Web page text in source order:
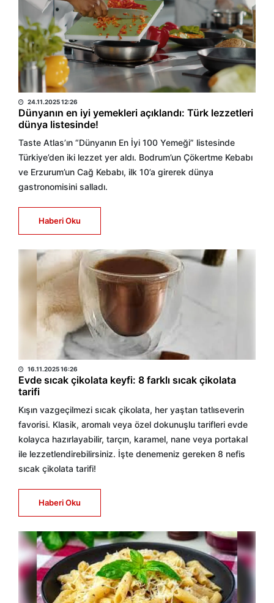
HABER MERKEZİ
24.11.2025 12:26
Dünyanın en iyi yemekleri açıklandı: Türk lezzetleri
dünya listesinde!
Taste Atlas’ın “Dünyanın En İyi 100 Yemeği” listesinde
Türkiye’den iki lezzet yer aldı. Bodrum’un Çökertme Kebabı
ve Erzurum’un Cağ Kebabı, ilk 10’a girerek dünya
gastronomisini salladı.
Haberi Oku
HABER MERKEZİ
16.11.2025 16:26
Evde sıcak çikolata keyfi: 8 farklı sıcak çikolata
tarifi
Kışın vazgeçilmezi sıcak çikolata, her yaştan tatlıseverin
favorisi. Klasik, aromalı veya özel dokunuşlu tarifleri evde
kolayca hazırlayabilir, tarçın, karamel, nane veya portakal
ile lezzetlendirebilirsiniz. İşte denemeniz gereken 8 nefis
sıcak çikolata tarifi!
Haberi Oku